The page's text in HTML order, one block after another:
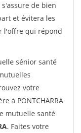
de bien
et évitera les
l'offre qui répond
sénior santé
votre
à PONTCHARRA
mutuelle santé
. Faites votre